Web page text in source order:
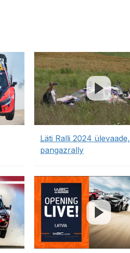
Läti Ralli 2024 ülevaade,
pangazrally